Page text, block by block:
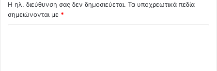
Η ηλ. διεύθυνση σας δεν δημοσιεύεται. Τα υποχρεωτικά πεδία
σημειώνονται με *